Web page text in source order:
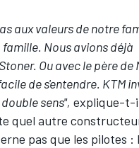
aux valeurs de notre
Nous avions déjà
Ou avec le père de
de s'entendre. KTM
sens", explique-t-
quel autre
pas que les pilotes :